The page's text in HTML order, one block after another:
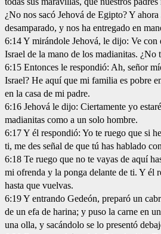
¿No nos sacó Jehová de Egipto? Y ahora
desamparado, y nos ha entregado en
6:14 Y mirándole Jehová, le dijo: Ve con
Israel de la mano de los madianitas. ¿No
6:15 Entonces le respondió: Ah, señor
Israel? He aquí que mi familia es pobre
en la casa de mi padre.
6:16 Jehová le dijo: Ciertamente yo
madianitas como a un solo hombre.
6:17 Y él respondió: Yo te ruego que si
ti, me des señal de que tú has hablado
6:18 Te ruego que no te vayas de aquí
mi ofrenda y la ponga delante de ti. Y él
hasta que vuelvas.
6:19 Y entrando Gedeón, preparó un
de un efa de harina; y puso la carne en
una olla, y sacándolo se lo presentó